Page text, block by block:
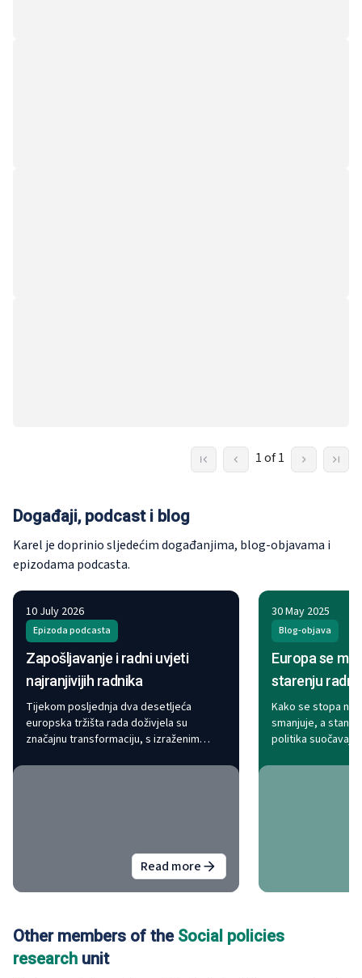
1 of 1
Događaji, podcast i blog
Karel je doprinio sljedećim događanjima, blog-objavama i
epizodama podcasta.
10 July 2026
Epizoda podcasta
Zapošljavanje i radni uvjeti
najranjivijih radnika
Tijekom posljednja dva desetljeća
europska tržišta rada doživjela su
značajnu transformaciju, s izraženim
istražili radnu i zaposlene uvjete
Read more
aboutZapošljavanje i radni
30 May 2025
Blog-objava
Europa se
starenju
Kako se stopa
smanjuje, a
politika suočavaju
Other members of the Social policies
research unit